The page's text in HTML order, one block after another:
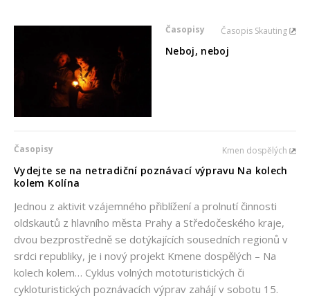
Časopisy Časopis Skauting
Neboj, neboj
Časopisy Kmen dospělých
Vydejte se na netradiční poznávací výpravu Na kolech
kolem Kolína
Jednou z aktivit vzájemného přiblížení a prolnutí činnosti
oldskautů z hlavního města Prahy a Středočeského kraje,
dvou bezprostředně se dotýkajících sousedních regionů v
srdci republiky, je i nový projekt Kmene dospělých – Na
kolech kolem… Cyklus volných mototuristických či
cykloturistických poznávacích výprav zahájí v sobotu 15.